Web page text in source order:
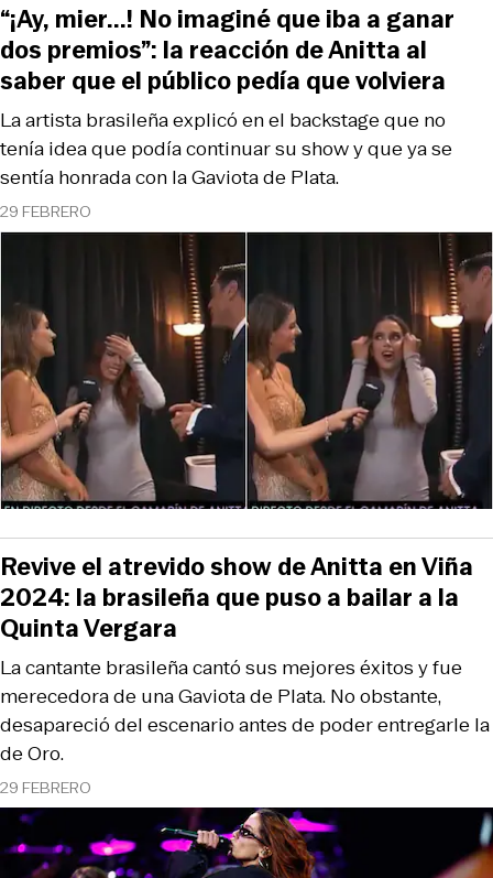
29 FEBRERO
La artista brasileña explicó en el backstage que no
tenía idea que podía continuar su show y que ya se
sentía honrada con la Gaviota de Plata.
“¡Ay, mier...! No imaginé que iba a ganar
dos premios”: la reacción de Anitta al
saber que el público pedía que volviera
29 FEBRERO
La cantante brasileña cantó sus mejores éxitos y fue
merecedora de una Gaviota de Plata. No obstante,
desapareció del escenario antes de poder entregarle la
de Oro.
Revive el atrevido show de Anitta en Viña
2024: la brasileña que puso a bailar a la
Quinta Vergara